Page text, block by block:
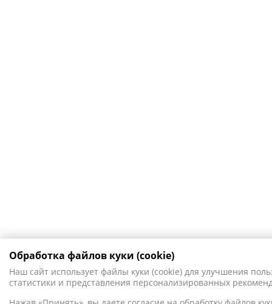
Обработка файлов куки (cookie)
Наш сайт использует файлы куки (cookie) для улучшения
статистики и представления персонализированных